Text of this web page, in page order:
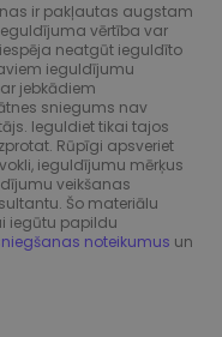
ir pakļautas augstam
vērtība var
neatgūt ieguldīto
ieguldījumu
jebkādiem
sniegums nav
Ieguldiet tikai tajos
Rūpīgi apsveriet
ieguldījumu mērķus
veikšanas
Šo materiālu
iegūtu papildu
noteikumus un